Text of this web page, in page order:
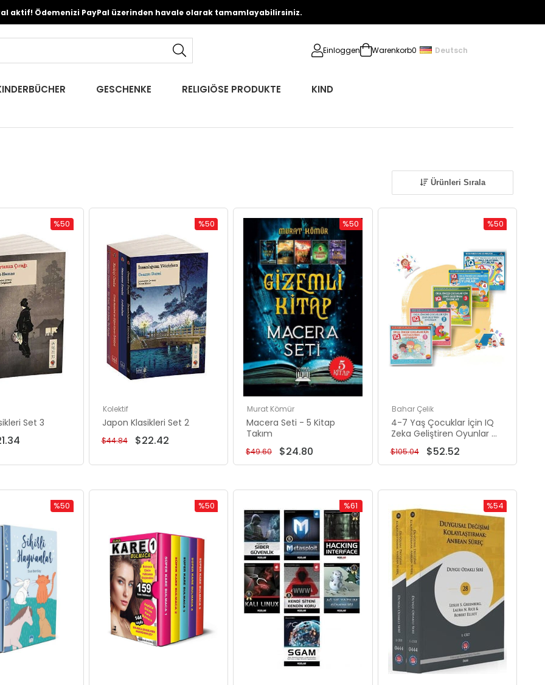
aktif! Ödemenizi PayPal üzerinden havale olarak tamamlayabilirsiniz.
Einloggen Warenkorb0 Deutsch
GESCHENKE RELIGIÖSE PRODUKTE KIND
Ürünleri Sırala
Set 3
%50
%50Rabatt
Kolektif
Japon Klasikleri Set 2
$22.42
$44.84
%50
%50Rabatt
Murat Kömür
Macera Seti - 5 Kitap
Takım
$24.80
$49.60
%50
Rabatt
%50Rabatt
Bahar Çelik
4-7 Yaş Çocuklar İçin IQ
Zeka Geliştiren Oyunlar -
5 Kitap Takım$52.52
$105.04
%50
%50Rabatt
%50
%50Rabatt
%50
%61
Rabatt
%61Rabatt
%54
Rabatt
%54Rabatt